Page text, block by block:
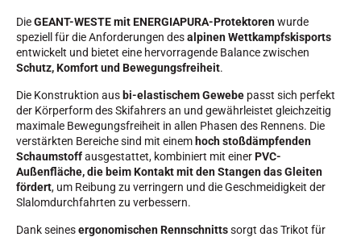
SKILANGLAUF
DieGEANT-WESTE mit ENERGIAPURA-Protektorenwurde
speziell für die Anforderungen desalpinen Wettkampfskisports
entwickelt und bietet eine hervorragende Balance zwischen
Schutz, Komfort und Bewegungsfreiheit.
Die Konstruktion aus bi-elastischem Gewebe passt sich perfekt
der Körperform des Skifahrers an und gewährleistet gleichzeitig
maximale Bewegungsfreiheit in allen Phasen des Rennens. Die
verstärkten Bereiche sind mit einem hoch stoßdämpfenden
Schaumstoffausgestattet, kombiniert mit einerPVC-
Außenfläche, die beim Kontakt mit den Stangen das Gleiten
fördert, um Reibung zu verringern und die Geschmeidigkeit der
Slalomdurchfahrten zu verbessern.
Dank seinesergonomischen Rennschnittssorgt das Trikot für